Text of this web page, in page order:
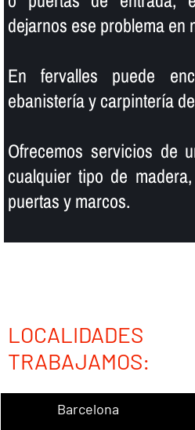
dejarnos ese problema en
En fervalles puede
ebanisterí­a y carpinterí­a
Ofrecemos servicios de
cualquier tipo de
puertas y marcos.
TRABAJAMOS:
Barcelona